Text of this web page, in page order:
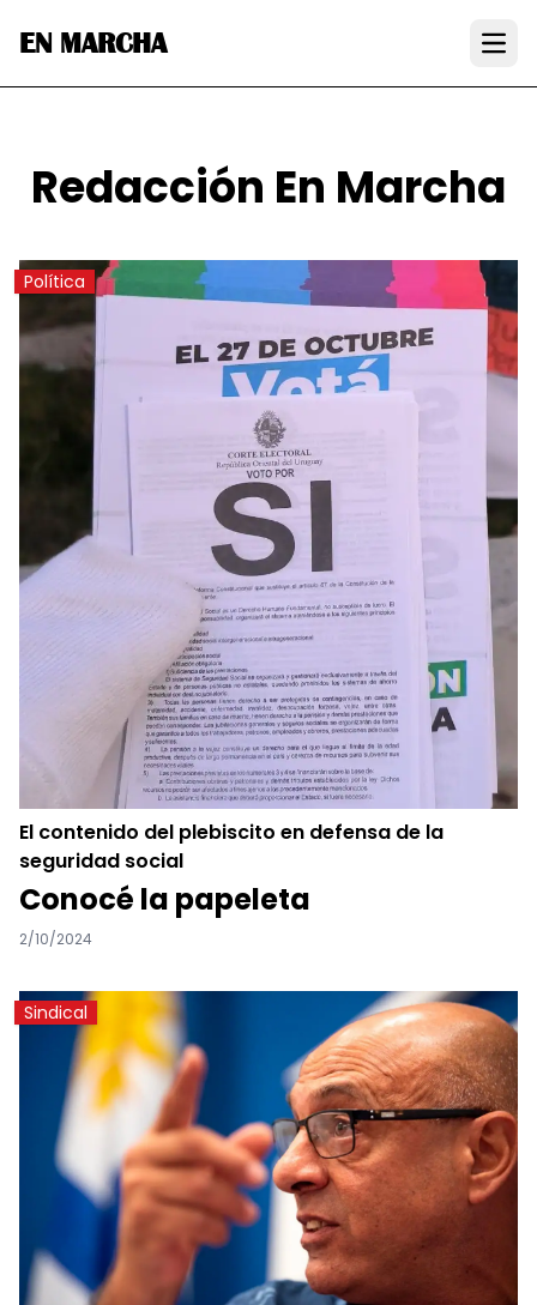
EN MARCHA
Redacción En Marcha
Política
El contenido del plebiscito en defensa de la
seguridad social
Conocé la papeleta
2/10/2024
Sindical